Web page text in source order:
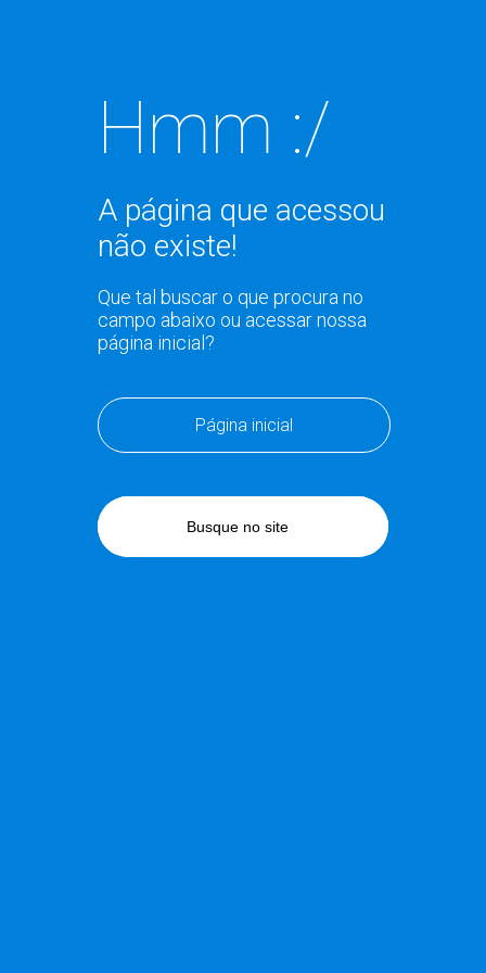
Hmm :/
A página que acessou
não existe!
Que tal buscar o que procura no
campo abaixo ou acessar nossa
página inicial?
Página inicial